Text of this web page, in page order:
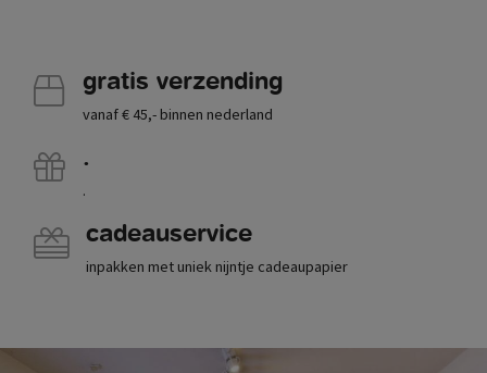
gratis verzending
vanaf € 45,- binnen nederland
.
.
cadeauservice
inpakken met uniek nijntje cadeaupapier